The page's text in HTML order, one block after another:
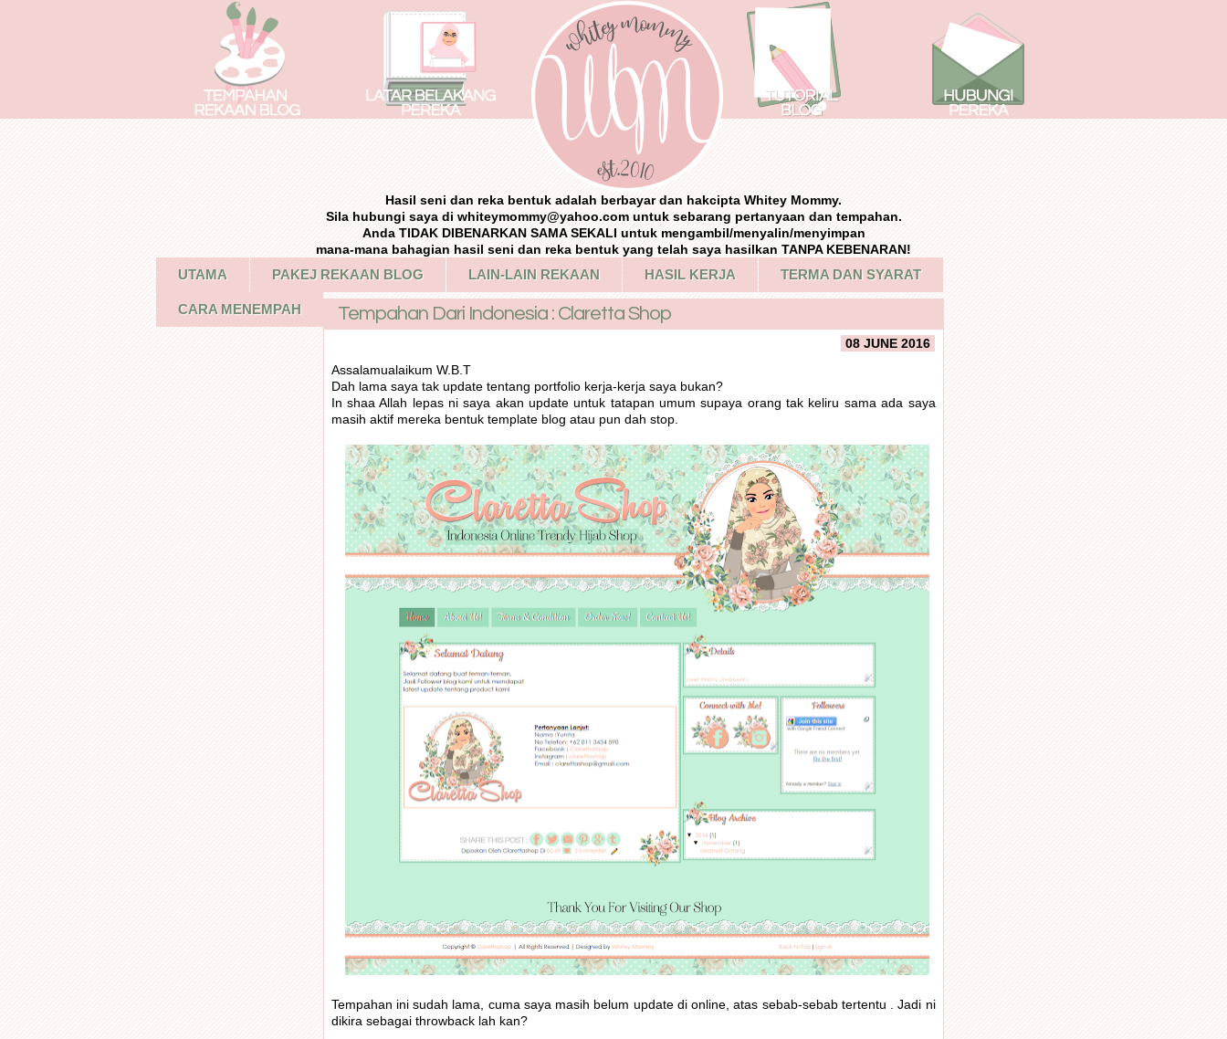
Hasil seni dan reka bentuk adalah berbayar dan hakcipta Whitey Mommy.
Sila hubungi saya di whiteymommy@yahoo.com untuk sebarang pertanyaan dan tempahan.
Anda TIDAK DIBENARKAN SAMA SEKALI untuk mengambil/menyalin/menyimpan
mana-mana bahagian hasil seni dan reka bentuk yang telah saya hasilkan TANPA KEBENARAN!
UTAMA PAKEJ REKAAN BLOG LAIN-LAIN REKAAN HASIL KERJA TERMA DAN SYARAT
CARA MENEMPAH
08 JUNE 2016
Tempahan Dari Indonesia : Claretta Shop
Assalamualaikum W.B.T
Dah lama saya tak update tentang portfolio kerja-kerja saya bukan?
In shaa Allah lepas ni saya akan update untuk tatapan umum supaya orang tak keliru sama ada saya
masih aktif mereka bentuk template blog atau pun dah stop.
Tempahan ini sudah lama, cuma saya masih belum update di online, atas sebab-sebab tertentu . Jadi ni
dikira sebagai throwback lah kan?